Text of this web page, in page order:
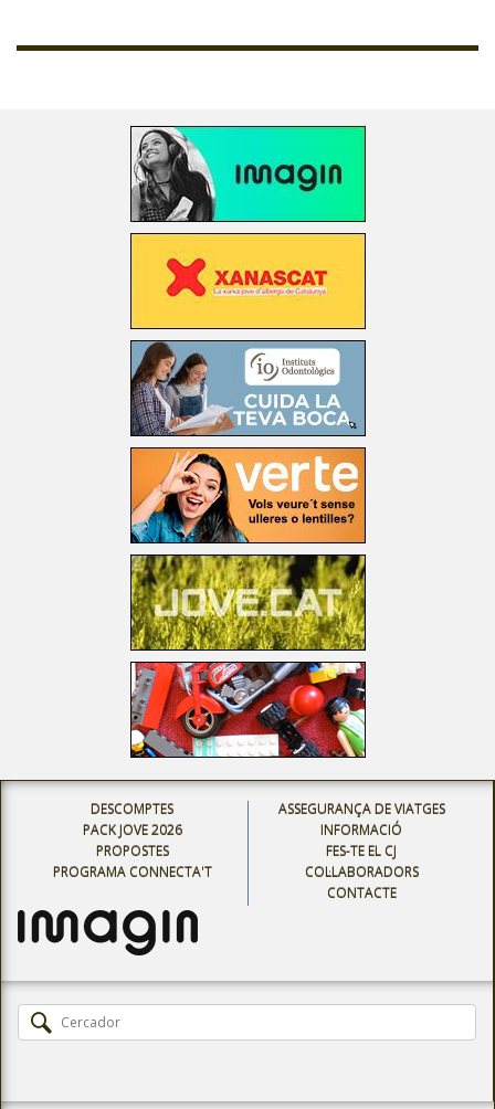
DESCOMPTES
PACK JOVE 2026
PROPOSTES
PROGRAMA CONNECTA'T
ASSEGURANÇA DE VIATGES
INFORMACIÓ
FES-TE EL CJ
COL·LABORADORS
CONTACTE